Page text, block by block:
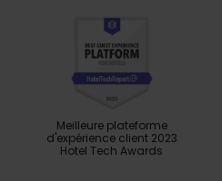
Meilleure plateforme
d'expérience client 2023
Hotel Tech Awards